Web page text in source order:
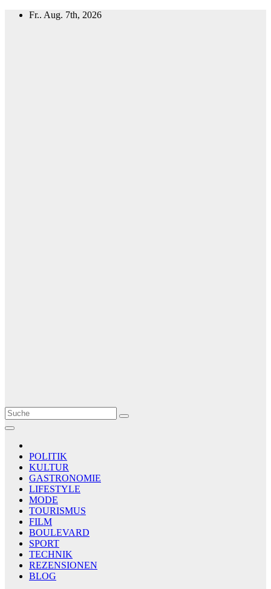
Zum
Fr.. Aug. 7th, 2026
Le Matin
AGENCE DE PRESSE
POLITIK
KULTUR
GASTRONOMIE
LIFESTYLE
MODE
TOURISMUS
FILM
BOULEVARD
SPORT
TECHNIK
REZENSIONEN
BLOG